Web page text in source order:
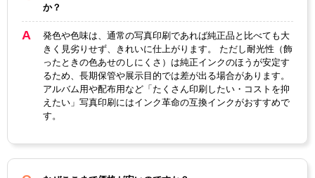
か？
発色や色味は、通常の写真印刷であれば純正品と比べても大
きく見劣りせず、きれいに仕上がります。 ただし耐光性（飾
ったときの色あせのしにくさ）は純正インクのほうが安定す
るため、長期保管や展示目的では差が出る場合があります。
アルバム用や配布用など「たくさん印刷したい・コストを抑
えたい」写真印刷にはインク革命の互換インクがおすすめで
す。